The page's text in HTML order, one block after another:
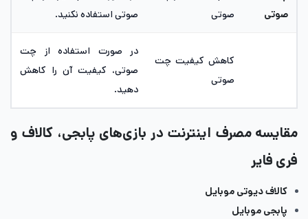
صوتی
صوتی
صوتی استفاده نکنید.
کاهش کیفیت چت
صوتی
در صورت استفاده از چت
صوتی، کیفیت آن را کاهش
دهید.
مقایسه مصرف اینترنت در بازی‌های پابجی، کالاف و
فری فایر
کالاف دیوتی موبایل
پابجی موبایل